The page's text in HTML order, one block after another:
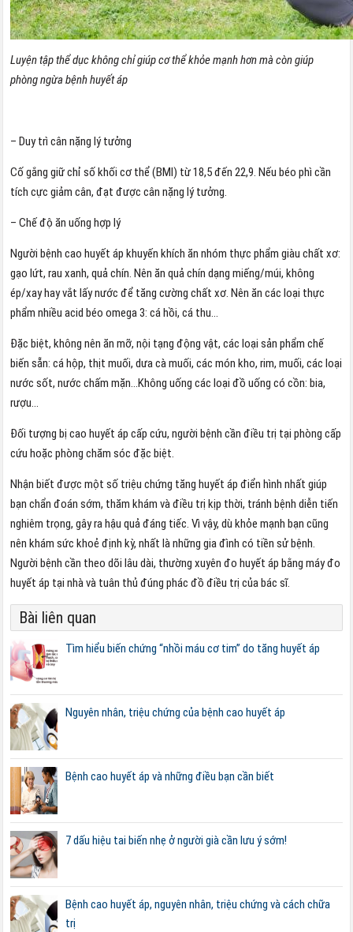
Luyện tập thể dục không chỉ giúp cơ thể khỏe mạnh hơn mà còn giúp
phòng ngừa bệnh huyết áp
– Duy trì cân nặng lý tưởng
Cố gắng giữ chỉ số khối cơ thể (BMI) từ 18,5 đến 22,9. Nếu béo phì cần
tích cực giảm cân, đạt được cân nặng lý tưởng.
– Chế độ ăn uống hợp lý
Người bệnh cao huyết áp khuyến khích ăn nhóm thực phẩm giàu chất xơ:
gạo lứt, rau xanh, quả chín. Nên ăn quả chín dạng miếng/múi, không
ép/xay hay vắt lấy nước để tăng cường chất xơ. Nên ăn các loại thực
phẩm nhiều acid béo omega 3: cá hồi, cá thu…
Đặc biệt, không nên ăn mỡ, nội tạng động vật, các loại sản phẩm chế
biến sẵn: cá hộp, thịt muối, dưa cà muối, các món kho, rim, muối, các loại
nước sốt, nước chấm mặn…Không uống các loại đồ uống có cồn: bia,
rượu…
Đối tượng bị cao huyết áp cấp cứu, người bệnh cần điều trị tại phòng cấp
cứu hoặc phòng chăm sóc đặc biệt.
Nhận biết được một số triệu chứng tăng huyết áp điển hình nhất giúp
bạn chẩn đoán sớm, thăm khám và điều trị kịp thời, tránh bệnh diễn tiến
nghiêm trọng, gây ra hậu quả đáng tiếc. Vì vậy, dù khỏe mạnh bạn cũng
nên khám sức khoẻ định kỳ, nhất là những gia đình có tiền sử bệnh.
Người bệnh cần theo dõi lâu dài, thường xuyên đo huyết áp bằng máy đo
huyết áp tại nhà và tuân thủ đúng phác đồ điều trị của bác sĩ.
Bài liên quan
Tìm hiểu biến chứng “nhồi máu cơ tim” do tăng huyết áp
Nguyên nhân, triệu chứng của bệnh cao huyết áp
Bệnh cao huyết áp và những điều bạn cần biết
7 dấu hiệu tai biến nhẹ ở người già cần lưu ý sớm!
Bệnh cao huyết áp, nguyên nhân, triệu chứng và cách chữa
trị